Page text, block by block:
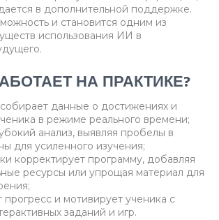
в дополнительной поддержке.
и становится одним из
использования ИИ в
НА ПРАКТИКЕ?
данные о достижениях и
в режиме реального времени;
анализ, выявляя пробелы в
для усиленного изучения;
корректирует программу, добавляя
ресурсы или упрощая материал для
прогресс и мотивирует ученика с
заданий и игр.